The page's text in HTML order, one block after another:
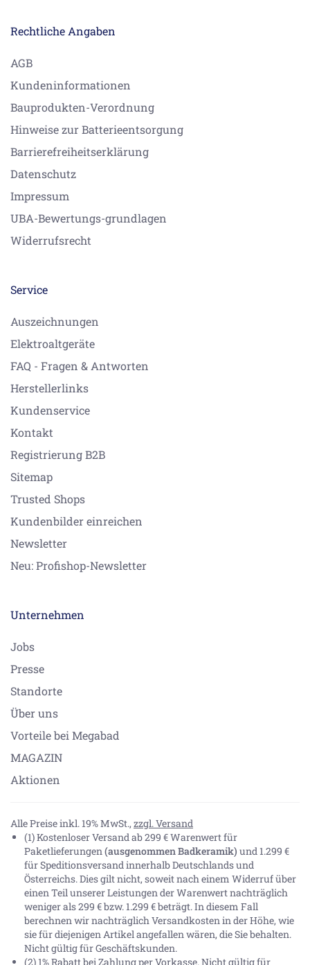
Rechtliche Angaben
AGB
Kundeninformationen
Bauprodukten-Verordnung
Hinweise zur Batterieentsorgung
Barrierefreiheitserklärung
Datenschutz
Impressum
UBA-Bewertungs-grundlagen
Widerrufsrecht
Service
Auszeichnungen
Elektroaltgeräte
FAQ - Fragen & Antworten
Herstellerlinks
Kundenservice
Kontakt
Registrierung B2B
Sitemap
Trusted Shops
Kundenbilder einreichen
Newsletter
Neu: Profishop-Newsletter
Unternehmen
Jobs
Presse
Standorte
Über uns
Vorteile bei Megabad
MAGAZIN
Aktionen
Alle Preise inkl. 19% MwSt., zzgl. Versand
(1) Kostenloser Versand ab 299 € Warenwert für
Paketlieferungen(ausgenommen Badkeramik) und 1.299 €
für Speditionsversand innerhalb Deutschlands und
Österreichs. Dies gilt nicht, soweit nach einem Widerruf über
einen Teil unserer Leistungen der Warenwert nachträglich
weniger als 299 € bzw. 1.299 € beträgt. In diesem Fall
berechnen wir nachträglich Versandkosten in der Höhe, wie
sie für diejenigen Artikel angefallen wären, die Sie behalten.
Nicht gültig für Geschäftskunden.
(2) 1% Rabatt bei Zahlung per Vorkasse. Nicht gültig für